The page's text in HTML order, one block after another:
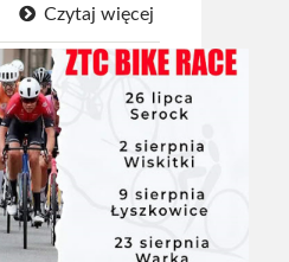
ŻTC
ŻTC
Sklep
Czytaj więcej